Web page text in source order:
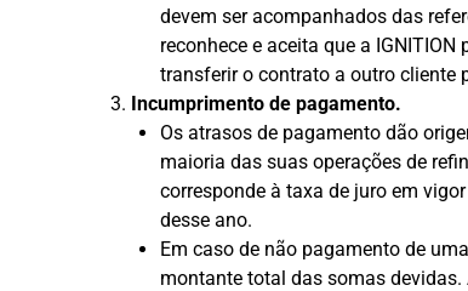
devem ser acompanhados das
reconhece e aceita que a
transferir o contrato a outro cliente
Incumprimento de pagamento.
Os atrasos de pagamento dão
maioria das suas operações de
corresponde à taxa de juro em
desse ano.
Em caso de não pagamento de
montante total das somas devidas.